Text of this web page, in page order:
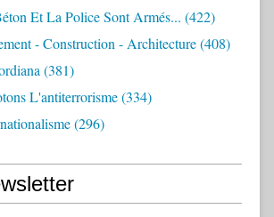
Et La Police Sont Armés... (422)
- Construction - Architecture(408)
(381)
L'antiterrorisme(334)
(296)